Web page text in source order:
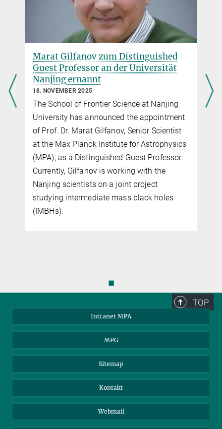
an junge Forschende unter 36 Jahren. Der Preis soll exzellente
Forschung und Leistungen anerkennen.
Marat Gilfanov zum Distinguished
Guest Professor an der Universität
Nanjing ernannt
18. NOVEMBER 2025
The School of Frontier Science at Nanjing
University has announced the appointment
of Prof. Dr. Marat Gilfanov, Senior Scientist
at the Max Planck Institute for Astrophysics
(MPA), as a Distinguished Guest Professor.
Currently, Gilfanov is working with the
Nanjing scientists on a joint project
studying intermediate mass black holes
(IMBHs).
◼
TOP
Intranet MPA
MPG
Sitemap
Kontakt
Webmail